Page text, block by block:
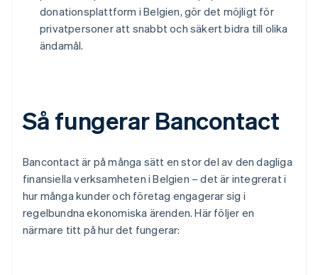
donationsplattform i Belgien, gör det möjligt för
privatpersoner att snabbt och säkert bidra till olika
ändamål.
Så fungerar Bancontact
Bancontact är på många sätt en stor del av den dagliga
finansiella verksamheten i Belgien – det är integrerat i
hur många kunder och företag engagerar sig i
regelbundna ekonomiska ärenden. Här följer en
närmare titt på hur det fungerar: